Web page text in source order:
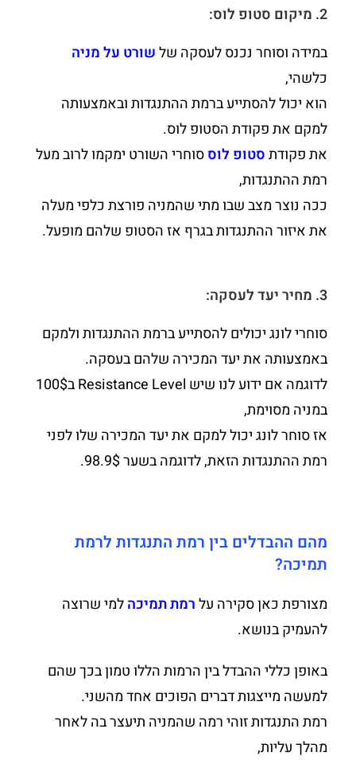
2. מיקום סטופ לוס:
במידה וסוחר נכנס לעסקה שלשורט על מניה
כלשהי,
הוא יכול להסתייע ברמת ההתנגדות ובאמצעותה
למקם את פקודת הסטופ לוס.
את פקודתסטופ לוססוחרי השורט ימקמו לרוב מעל
רמת ההתנגדות,
ככה נוצר מצב שבו מתי שהמניה פורצת כלפי מעלה
את איזור ההתנגדות בגרף אז הסטופ שלהם מופעל.
3. מחיר יעד לעסקה:
סוחרי לונג יכולים להסתייע ברמת ההתנגדות ולמקם
באמצעותה את יעד המכירה שלהם בעסקה.
לדוגמה אם ידוע לנו שיש Resistance Level ב100$
במניה מסוימת,
אז סוחר לונג יכול למקם את יעד המכירה שלו לפני
רמת ההתנגדות הזאת, לדוגמה בשער 98.9$.
מהם ההבדלים בין רמת התנגדות לרמת
תמיכה?
מצורפת כאן סקירה עלרמת תמיכהלמי שרוצה
להעמיק בנושא.
באופן כללי ההבדל בין הרמות הללו טמון בכך שהם
למעשה מייצגות דברים הפוכים אחד מהשני.
רמת התנגדות זוהי רמה שהמניה תיעצר בה לאחר
מהלך עליות,